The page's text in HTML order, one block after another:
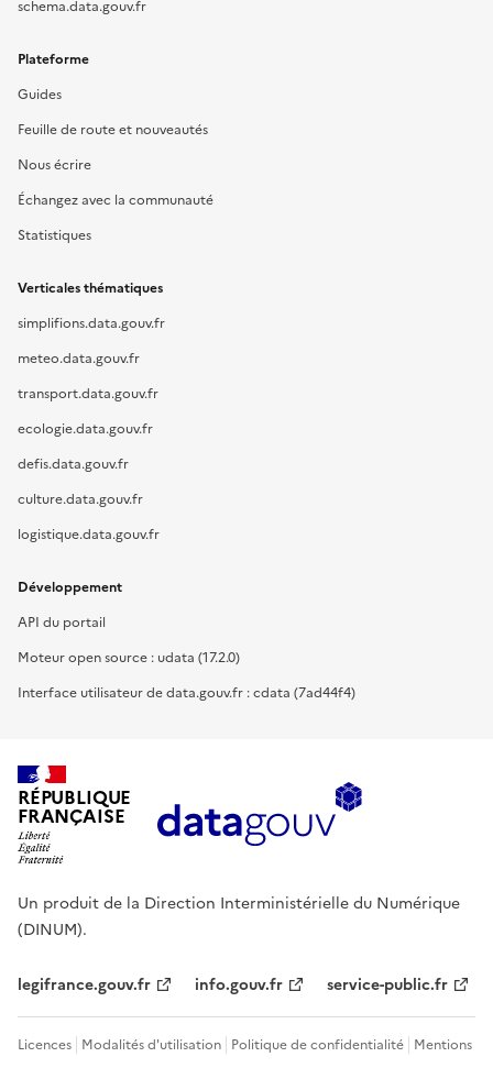
schema.data.gouv.fr
Plateforme
Guides
Feuille de route et nouveautés
Nous écrire
Échangez avec la communauté
Statistiques
Verticales thématiques
simplifions.data.gouv.fr
meteo.data.gouv.fr
transport.data.gouv.fr
ecologie.data.gouv.fr
defis.data.gouv.fr
culture.data.gouv.fr
logistique.data.gouv.fr
Développement
API du portail
Moteur open source : udata (17.2.0)
Interface utilisateur de data.gouv.fr : cdata (7ad44f4)
RÉPUBLIQUE
FRANÇAISE
Un produit de la Direction Interministérielle du Numérique
(DINUM).
legifrance.gouv.fr info.gouv.fr service-public.fr
Licences Modalités d'utilisation Politique de confidentialité Mentions